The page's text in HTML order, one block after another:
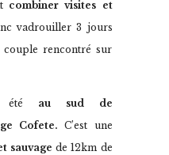
combiner visites et
vadrouiller 3 jours
couple rencontré sur
été au sud de
Cofete. C’est une
sauvage de 12km de